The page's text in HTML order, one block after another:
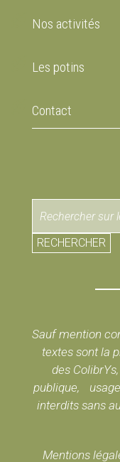
Nos activités
Les potins
Contact
RECHERCHER
Sauf mention
textes sont la
des
publique,
interdits sans
Mentions